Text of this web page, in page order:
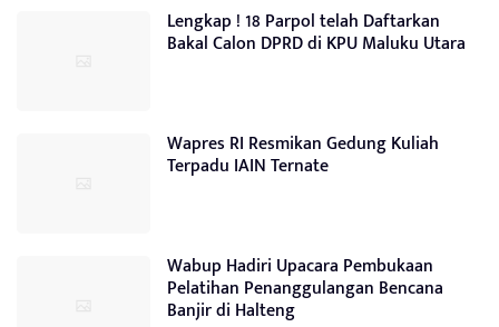
Lengkap ! 18 Parpol telah Daftarkan
Bakal Calon DPRD di KPU Maluku Utara
Wapres RI Resmikan Gedung Kuliah
Terpadu IAIN Ternate
Wabup Hadiri Upacara Pembukaan
Pelatihan Penanggulangan Bencana
Banjir di Halteng